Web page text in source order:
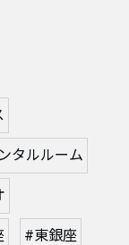
タルルーム
#東銀座